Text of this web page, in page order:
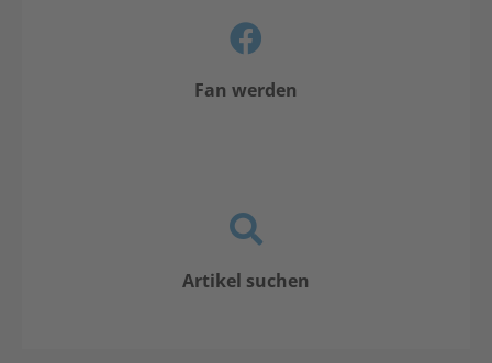
Fan werden
Artikel suchen